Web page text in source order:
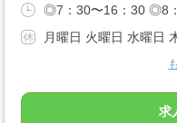
◎7：30〜16：30 ◎8
月曜日 火曜日 水曜日
求